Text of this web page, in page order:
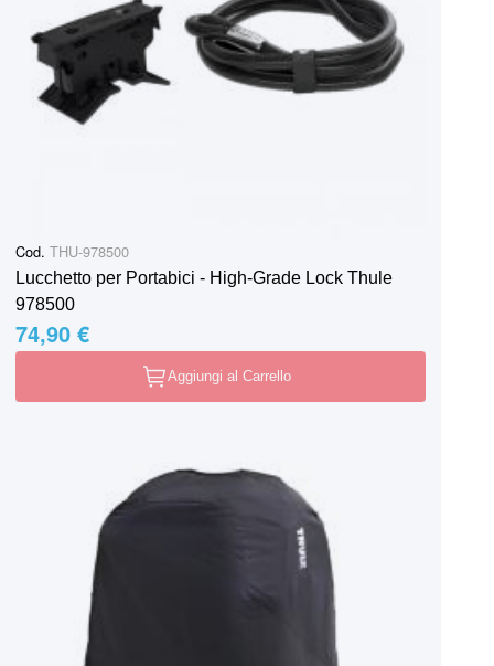
Cod. THU-978500
Lucchetto per Portabici - High-Grade Lock Thule
978500
74,90 €
Aggiungi al Carrello